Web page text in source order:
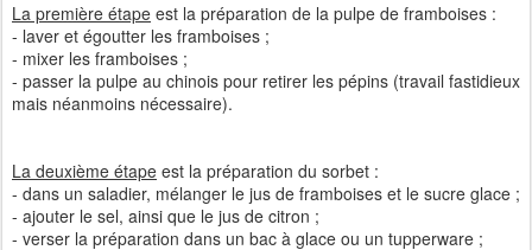
La première étape est la préparation de la pulpe de framboises :
- laver et égoutter les framboises ;
- mixer les framboises ;
- passer la pulpe au chinois pour retirer les pépins (travail fastidieux
mais néanmoins nécessaire).
La deuxième étape est la préparation du sorbet :
- dans un saladier, mélanger le jus de framboises et le sucre glace ;
- ajouter le sel, ainsi que le jus de citron ;
- verser la préparation dans un bac à glace ou un tupperware ;